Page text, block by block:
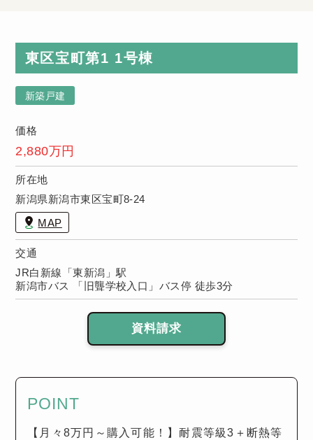
優先致します
浴室など）無
東区宝町第1 1号棟
新築戸建
価格
2,880万円
所在地
新潟県新潟市東区宝町8-24
MAP
交通
JR白新線「東新潟」駅
新潟市バス 「旧聾学校入口」バス停 徒歩3分
資料請求
POINT
【月々8万円～購入可能！】耐震等級3＋断熱等